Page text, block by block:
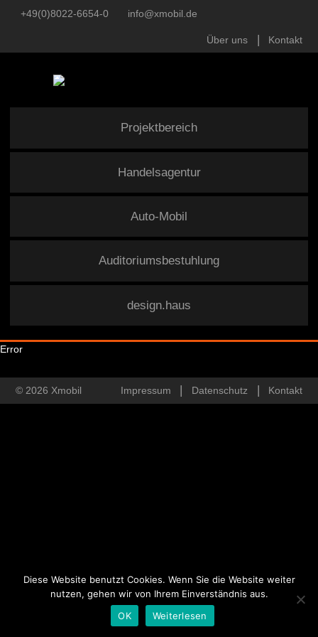
+49(0)8022-6654-0 info@xmobil.de
Über uns Kontakt
Projektbereich
Handelsagentur
Auto-Mobil
Auditoriumsbestuhlung
design.haus
Error
© 2026 Xmobil Impressum Datenschutz Kontakt
Diese Website benutzt Cookies. Wenn Sie die Website weiter
nutzen, gehen wir von Ihrem Einverständnis aus.
OK
Weiterlesen